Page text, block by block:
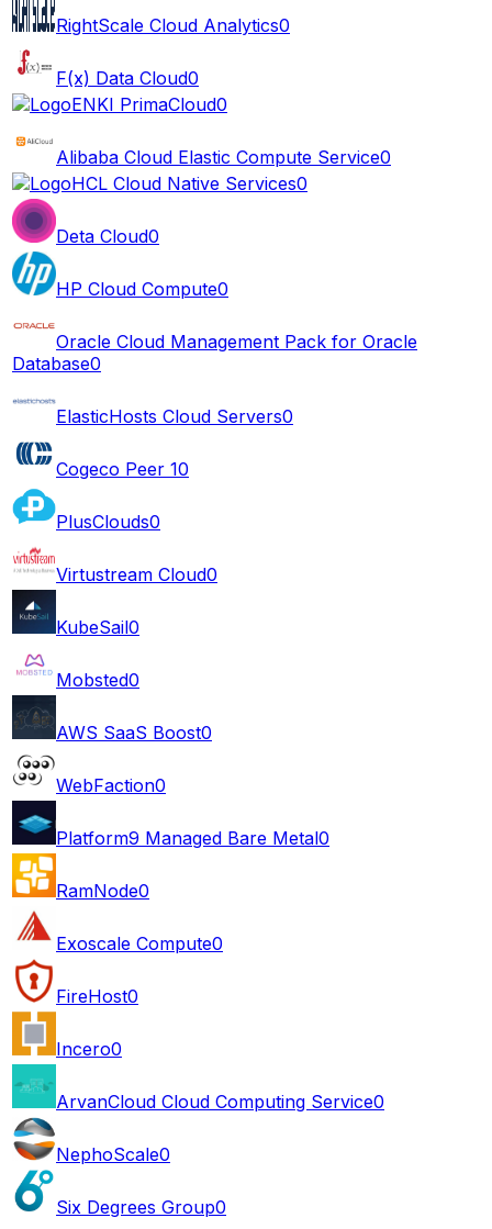
RightScale Cloud Analytics0
F(x) Data Cloud0
ENKI PrimaCloud0
Alibaba Cloud Elastic Compute Service0
HCL Cloud Native Services0
Deta Cloud0
HP Cloud Compute0
Oracle Cloud Management Pack for Oracle
Database0
ElasticHosts Cloud Servers0
Cogeco Peer 10
PlusClouds0
Virtustream Cloud0
KubeSail0
Mobsted0
AWS SaaS Boost0
WebFaction0
Platform9 Managed Bare Metal0
RamNode0
Exoscale Compute0
FireHost0
Incero0
ArvanCloud Cloud Computing Service0
NephoScale0
Six Degrees Group0